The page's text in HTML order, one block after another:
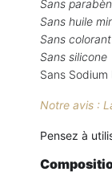
Sans
Sans huile
Sans
Sans silicone
Sans
Notre avis :
Pensez à